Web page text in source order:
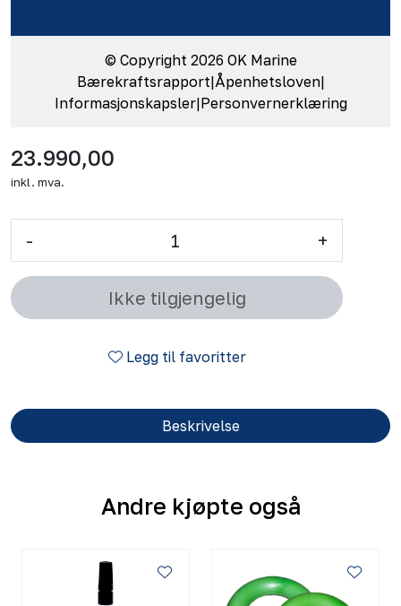
© Copyright 2026 OK Marine
Bærekraftsrapport|Åpenhetsloven|
Informasjonskapsler|Personvernerklæring
23.990,00
inkl. mva.
- +
Ikke tilgjengelig
Legg til favoritter
Beskrivelse
Andre kjøpte også